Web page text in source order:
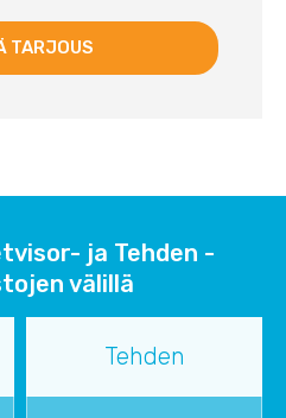
ja Tehden -
välillä
Tehden